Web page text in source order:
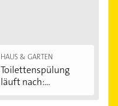
HAUS & GARTEN
Toilettenspülung
läuft nach:...